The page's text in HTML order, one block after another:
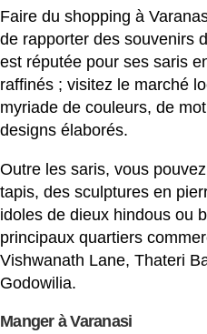
Faire du shopping à
de rapporter des souvenirs
est réputée pour ses saris
raffinés ; visitez le marché
myriade de couleurs, de
designs élaborés.
Outre les saris, vous
tapis, des sculptures en
idoles de dieux hindous ou
principaux quartiers
Vishwanath Lane, Thateri
Godowilia.
Manger à Varanasi